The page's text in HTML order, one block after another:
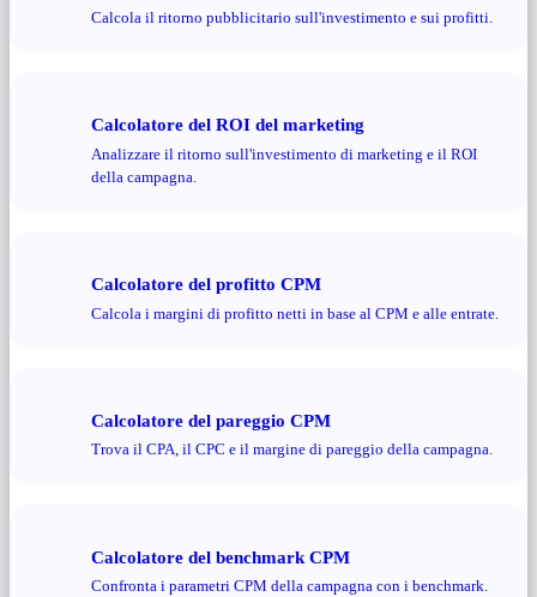
Calcola il ritorno pubblicitario sull'investimento e sui profitti.
Calcolatore del ROI del marketing
Analizzare il ritorno sull'investimento di marketing e il ROI
della campagna.
Calcolatore del profitto CPM
Calcola i margini di profitto netti in base al CPM e alle entrate.
Calcolatore del pareggio CPM
Trova il CPA, il CPC e il margine di pareggio della campagna.
Calcolatore del benchmark CPM
Confronta i parametri CPM della campagna con i benchmark.